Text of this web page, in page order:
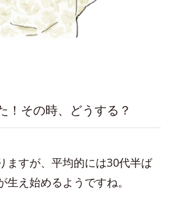
！その時、どうする？
ますが、平均的には30代半ば
生え始めるようですね。